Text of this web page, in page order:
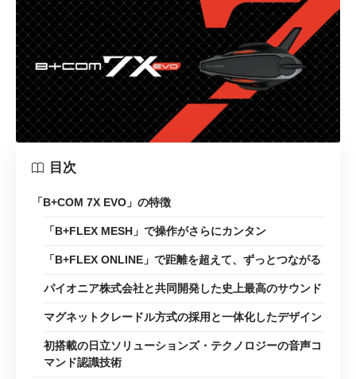
目次
「B+COM 7X EVO」の特徴
「B+FLEX MESH」で操作がさらにカンタン
「B+FLEX ONLINE」で距離を超えて、ずっとつながる
パイオニア株式会社と共同開発した史上最高のサウンド
マグネットクレードル方式の採用と一体化したデザイン
初搭載の日立ソリューションズ・テクノロジーの音声コ
マンド認識技術